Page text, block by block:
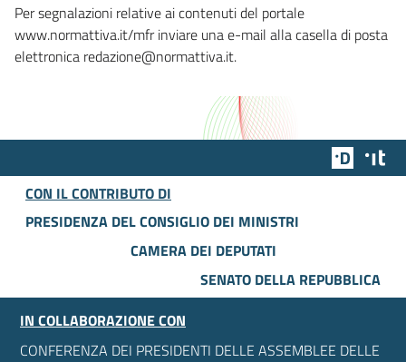
Per segnalazioni relative ai contenuti del portale
www.normattiva.it/mfr inviare una e-mail alla casella di posta
elettronica redazione@normattiva.it.
Team
CON IL CONTRIBUTO DI
PRESIDENZA DEL CONSIGLIO DEI MINISTRI
CAMERA DEI DEPUTATI
SENATO DELLA REPUBBLICA
IN COLLABORAZIONE CON
CONFERENZA DEI PRESIDENTI DELLE ASSEMBLEE DELLE